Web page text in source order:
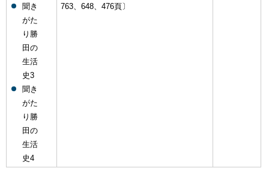
聞き
がた
り勝
田の
生活
史3
聞き
がた
り勝
田の
生活
史4
763、648、476頁〕